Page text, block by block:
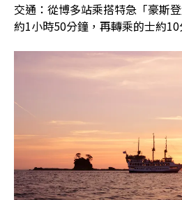
交通：從博多站乘搭特急「豪斯
約1小時50分鐘，再轉乘的士約10